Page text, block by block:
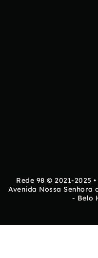
Rede 98 © 2021-2025
Avenida Nossa Senhora
- Belo